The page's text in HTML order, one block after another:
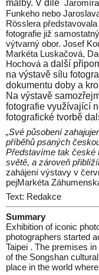
malby. V díle Jaromíra
Funkeho nebo
Rösslera představovala
fotografie již samostatný
výtvarný obor. Josef
Markéta Luskačová,
Hochová a další
na výstavě sílu
dokumentu doby a
Na výstavě
fotografie využívající
fotografické tvorbě
„Své působení
příběhů psaných
Představíme tak české
světě, a zároveň
zahájení výstavy v
pejMarkéta
Text: Redakce
Summary
Exhibition of iconic
photographers started
Taipei . The premises
of the Songshan
place in the world